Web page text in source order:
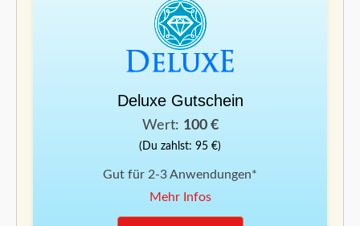
Deluxe Gutschein
Wert: 100 €
(Du zahlst: 95 €)
Gut für 2-3 Anwendungen*
Mehr Infos